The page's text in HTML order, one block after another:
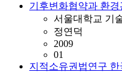
기후변화협약과 환
서울대학교 기
정연덕
2009
01
지적소유권법연구 한